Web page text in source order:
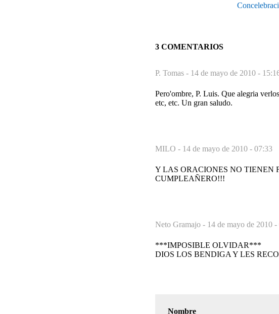
3 COMENTARIOS
P. Tomas - 14 de mayo de 2010 -
Pero'ombre, P. Luis. Que alegria
etc, etc. Un gran saludo.
MILO - 14 de mayo de 2010 - 07:33
Y LAS ORACIONES NO TIENEN
CUMPLEAÑERO!!!
Neto Gramajo - 14 de mayo de 2010
***IMPOSIBLE OLVIDAR***
DIOS LOS BENDIGA Y LES
Nombre